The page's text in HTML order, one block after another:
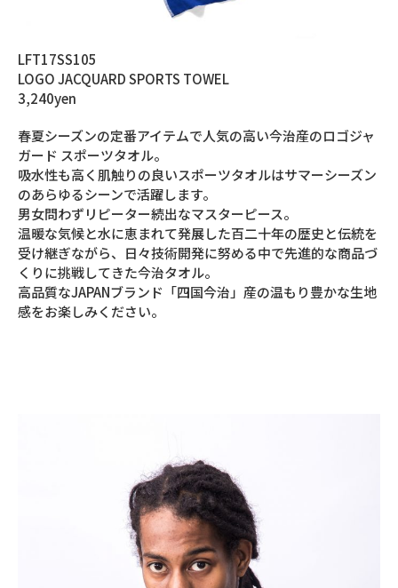
LFT17SS105
LOGO JACQUARD SPORTS TOWEL
3,240yen
春夏シーズンの定番アイテムで人気の高い今治産のロゴジャ
ガード スポーツタオル。
吸水性も高く肌触りの良いスポーツタオルはサマーシーズン
のあらゆるシーンで活躍します。
男女問わずリピーター続出なマスターピース。
温暖な気候と水に恵まれて発展した百二十年の歴史と伝統を
受け継ぎながら、日々技術開発に努める中で先進的な商品づ
くりに挑戦してきた今治タオル。
高品質なJAPANブランド「四国今治」産の温もり豊かな生地
感をお楽しみください。